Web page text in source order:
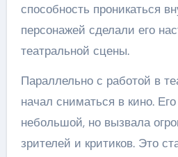
способность проникаться
персонажей сделали его
театральной сцены.
Параллельно с работой в
начал сниматься в кино.
небольшой, но вызвала
зрителей и критиков. Это